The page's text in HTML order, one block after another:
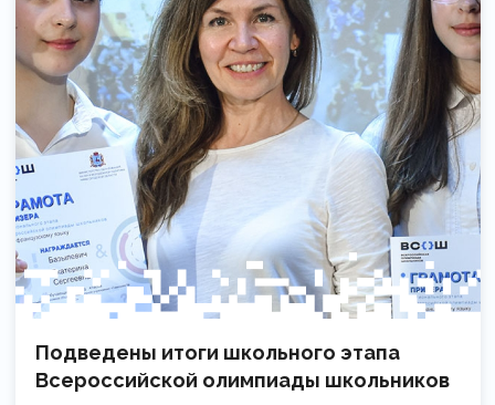
Подведены итоги школьного этапа
Всероссийской олимпиады школьников